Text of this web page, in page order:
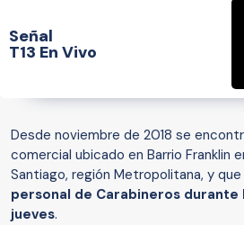
Señal
T13 En Vivo
Desde noviembre de 2018 se
comercial ubicado en Barrio Franklin
Santiago, región Metropolitana, y que
personal de Carabineros durante
jueves.